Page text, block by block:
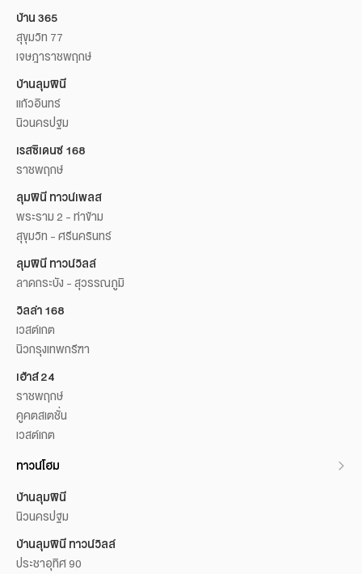
บ้าน 365
สุขุมวิท 77
เจษฎาราชพฤกษ์
บ้านลุมพินี
แก้วอินทร์
นิวนครปฐม
เรสซิเดนซ์ 168
ราชพฤกษ์
ลุมพินี ทาวน์เพลส
พระราม 2 - ท่าข้าม
สุขุมวิท - ศรีนครินทร์
ลุมพินี ทาวน์วิลล์
ลาดกระบัง - สุวรรณภูมิ
วิลล่า 168
เวสต์เกต
นิวกรุงเทพกรีฑา
เฮ้าส์ 24
ราชพฤกษ์
คูคตสเตชั่น
เวสต์เกต
ทาวน์โฮม
บ้านลุมพินี
นิวนครปฐม
บ้านลุมพินี ทาวน์วิลล์
ประชาอุทิศ 90